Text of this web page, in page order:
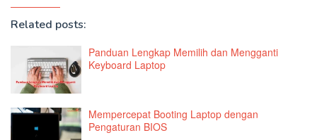
Related posts:
Panduan Lengkap Memilih dan Mengganti
Keyboard Laptop
Mempercepat Booting Laptop dengan
Pengaturan BIOS